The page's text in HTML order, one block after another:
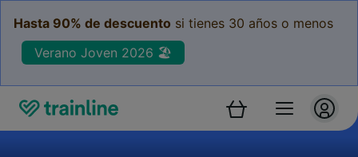
Hasta 90% de descuento si tienes 30 años o menos
Verano Joven 2026 🏖️